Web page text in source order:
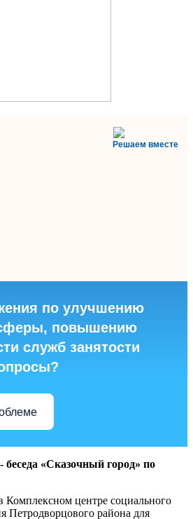
Решаем вместе
по улучшению
повышению
служб занятости
«Сказочный город» по
Комплексном центре социального
Петродворцового района для